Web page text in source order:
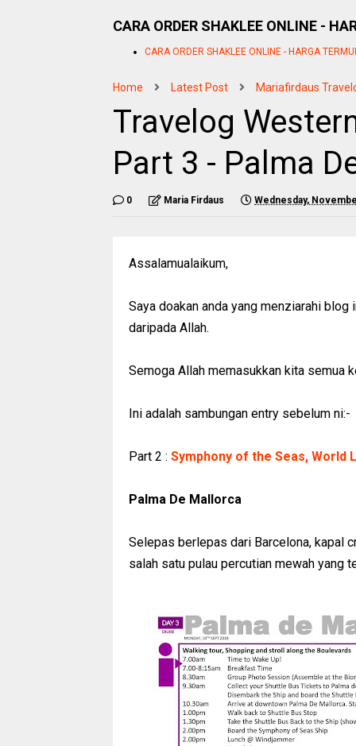
CARA ORDER SHAKLEE ONLINE -
CARA ORDER SHAKLEE ONLINE - HARGA
Home Latest Post Mariafirdaus
Travelog
Part 3 - Palma
0 Maria Firdaus Wednesday,
Assalamualaikum,
Saya doakan anda yang menziarahi
daripada Allah.
Semoga Allah memasukkan kita semua
Ini adalah sambungan entry sebelum ni:-
Part 2 : Symphony of the Seas, World
Palma De Mallorca
Selepas berlepas dari Barcelona, kapal
salah satu pulau percutian mewah yang